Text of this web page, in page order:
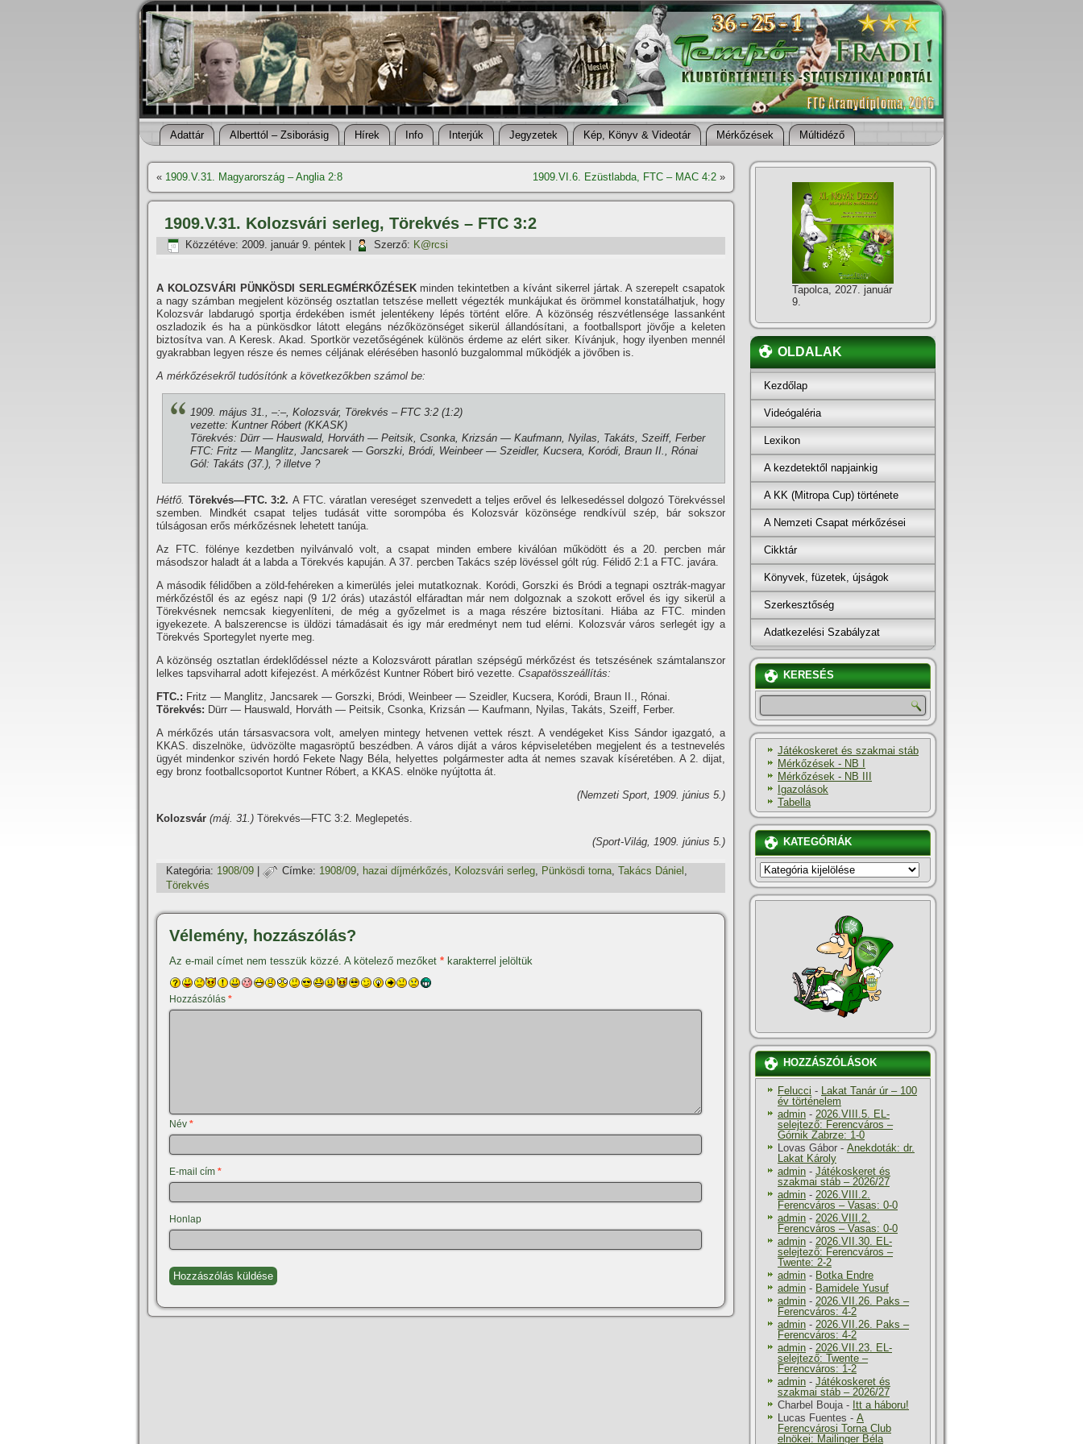
Adattár Alberttól – Zsiborásig Hí­rek Info Interjúk Jegyzetek Kép, Könyv & Videotár Mérkőzések Múltidéző
« 1909.V.31. Magyarország – Anglia 2:8 1909.VI.6. Ezüstlabda, FTC – MAC 4:2 »
1909.V.31. Kolozsvári serleg, Törekvés – FTC 3:2
Közzétéve: 2009. január 9. péntek Szerző: K@rcsi
A KOLOZSVÁRI PÜNKÖSDI SERLEGMÉRKŐZÉSEKminden tekintetben a kí­vánt sikerrel jártak. A szerepelt csapatok
a nagy számban megjelent közönség osztatlan tetszése mellett végezték munkájukat és örömmel konstatálhatjuk, hogy
Kolozsvár labdarugó sportja érdekében ismét jelentékeny lépés történt előre. A közönség részvétlensége lassanként
oszladozik és ha a pünkösdkor látott elegáns nézőközönséget sikerül állandósí­tani, a footballsport jövője a keleten
biztosí­tva van. A Keresk. Akad. Sportkör vezetőségének különös érdeme az elért siker. Kí­vánjuk, hogy ilyenben mennél
gyakrabban legyen része és nemes céljának elérésében hasonló buzgalommal működjék a jövőben is.
A mérkőzésekről tudósí­tónk a következőkben számol be:
1909. május 31., –:–, Kolozsvár, Törekvés – FTC 3:2 (1:2)
vezette: Kuntner Róbert (KKASK)
Törekvés: Dürr — Hauswald, Horváth — Peitsik, Csonka, Krizsán — Kaufmann, Nyilas, Takáts, Szeiff, Ferber
FTC: Fritz — Manglitz, Jancsarek — Gorszki, Bródi, Weinbeer — Szeidler, Kucsera, Koródi, Braun II., Rónai
Gól: Takáts (37.), ? illetve ?
Hétfő. Törekvés—FTC. 3:2. A FTC. váratlan vereséget szenvedett a teljes erővel és lelkesedéssel dolgozó Törekvéssel
szemben. Mindkét csapat teljes tudását vitte sorompóba és Kolozsvár közönsége rendkí­vül szép, bár sokszor
túlságosan erős mérkőzésnek lehetett tanúja.
Az FTC. fölénye kezdetben nyilvánvaló volt, a csapat minden embere kiválóan működött és a 20. percben már
másodszor haladt át a labda a Törekvés kapuján. A 37. percben Takács szép lövéssel gólt rúg. Félidő 2:1 a FTC. javára.
A második félidőben a zöld-fehéreken a kimerülés jelei mutatkoznak. Koródi, Gorszki és Bródi a tegnapi osztrák-magyar
mérkőzéstől és az egész napi (9 1/2 órás) utazástól elfáradtan már nem dolgoznak a szokott erővel és igy sikerül a
Törekvésnek nemcsak kiegyenlí­teni, de még a győzelmet is a maga részére biztosí­tani. Hiába az FTC. minden
igyekezete. A balszerencse is üldözi támadásait és igy már eredményt nem tud elérni. Kolozsvár város serlegét igy a
Törekvés Sportegylet nyerte meg.
A közönség osztatlan érdeklődéssel nézte a Kolozsvárott páratlan szépségű mérkőzést és tetszésének számtalanszor
lelkes tapsviharral adott kifejezést. A mérkőzést Kuntner Róbert biró vezette. Csapatösszeállí­tás:
FTC.: Fritz — Manglitz, Jancsarek — Gorszki, Bródi, Weinbeer — Szeidler, Kucsera, Koródi, Braun II., Rónai.
Törekvés: Dürr — Hauswald, Horváth — Peitsik, Csonka, Krizsán — Kaufmann, Nyilas, Takáts, Szeiff, Ferber.
A mérkőzés után társasvacsora volt, amelyen mintegy hetvenen vettek részt. A vendégeket Kiss Sándor igazgató, a
KKAS. diszelnöke, üdvözölte magasröptű beszédben. A város diját a város képviseletében megjelent és a testnevelés
ügyét mindenkor szivén hordó Fekete Nagy Béla, helyettes polgármester adta át nemes szavak kí­séretében. A 2. dijat,
egy bronz footballcsoportot Kuntner Róbert, a KKAS. elnöke nyújtotta át.
(Nemzeti Sport, 1909. június 5.)
Kolozsvár (máj. 31.) Törekvés—FTC 3:2. Meglepetés.
(Sport-Világ, 1909. június 5.)
Kategória: 1908/09 Címke: 1908/09, hazai dí­jmérkőzés, Kolozsvári serleg, Pünkösdi torna, Takács Dániel ,
Törekvés
Vélemény, hozzászólás?
Az e-mail címet nem tesszük közzé. A kötelező mezőket * karakterrel jelöltük
Hozzászólás *
Név *
E-mail cím *
Honlap
Tapolca, 2027. január
9.
OLDALAK
Kezdőlap
Videógaléria
Lexikon
A kezdetektől napjainkig
A KK (Mitropa Cup) története
A Nemzeti Csapat mérkőzései
Cikktár
Könyvek, füzetek, újságok
Szerkesztőség
Adatkezelési Szabályzat
KERESÉS
Játékoskeret és szakmai stáb
Mérkőzések - NB I
Mérkőzések - NB III
Igazolások
Tabella
KATEGÓRIÁK
KATEGÓRIÁK
HOZZÁSZÓLÁSOK
Felucci - Lakat Tanár úr – 100
év történelem
admin - 2026.VIII.5. EL-
selejtező: Ferencváros –
Górnik Zabrze: 1-0
Lovas Gábor - Anekdoták: dr.
Lakat Károly
admin - Játékoskeret és
szakmai stáb – 2026/27
admin - 2026.VIII.2.
Ferencváros – Vasas: 0-0
admin - 2026.VIII.2.
Ferencváros – Vasas: 0-0
admin - 2026.VII.30. EL-
selejtező: Ferencváros –
Twente: 2-2
admin - Botka Endre
admin - Bamidele Yusuf
admin - 2026.VII.26. Paks –
Ferencváros: 4-2
admin - 2026.VII.26. Paks –
Ferencváros: 4-2
admin - 2026.VII.23. EL-
selejtező: Twente –
Ferencváros: 1-2
admin - Játékoskeret és
szakmai stáb – 2026/27
Charbel Bouja- Itt a háboru!
Lucas Fuentes - A
Ferencvárosi Torna Club
elnökei: Mailinger Béla